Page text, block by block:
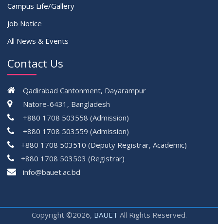
Campus Life/Gallery
Job Notice
All News & Events
Contact Us
Qadirabad Cantonment, Dayarampur
Natore-6431, Bangladesh
+880 1708 503558 (Admission)
+880 1708 503559 (Admission)
+880 1708 503510 (Deputy Registrar, Academic)
+880 1708 503503 (Registrar)
çevrimsizinfo@bauet.ac.bd
Copyright ©2026, BAUET All Rights Reserved.